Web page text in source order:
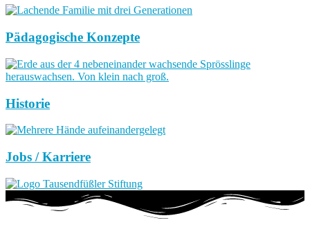
Pädagogische Konzepte
Historie
Jobs / Karriere